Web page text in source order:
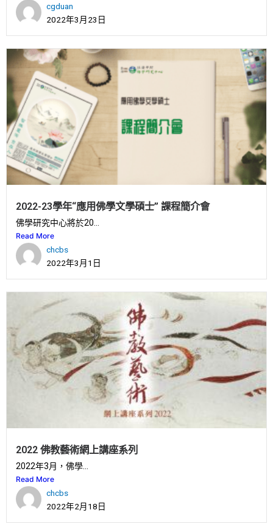
cgduan
2022年3月23日
2022-23學年“應用佛學文學碩士” 課程簡介會
佛學研究中心將於20...
Read More
chcbs
2022年3月1日
2022 佛教藝術網上講座系列
2022年3月，佛學...
Read More
chcbs
2022年2月18日